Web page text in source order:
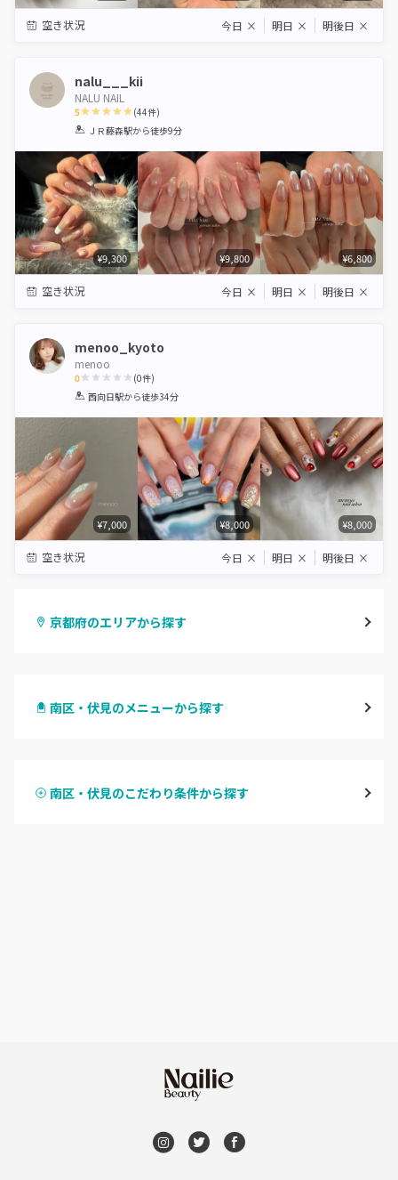
空き状況 今日 × 明日 × 明後日 ×
nalu___kii
NALU NAIL
5
1 2 3 4 5
(44件)
ＪＲ藤森駅から徒歩9分
¥9,300 ¥9,800 ¥6,800
空き状況 今日 × 明日 × 明後日 ×
menoo_kyoto
menoo
0
1 2 3 4 5
(0件)
西向日駅から徒歩34分
¥7,000 ¥8,000 ¥8,000
空き状況 今日 × 明日 × 明後日 ×
京都府のエリアから探す
四条河原町・河原町三条
長岡京市・向日市・八幡
南区・伏見のメニューから探す
ハンドスカルプ
南区・伏見のこだわり条件から探す